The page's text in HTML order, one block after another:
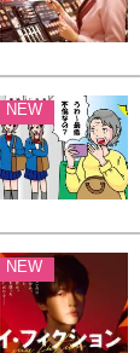
NEW
NEW